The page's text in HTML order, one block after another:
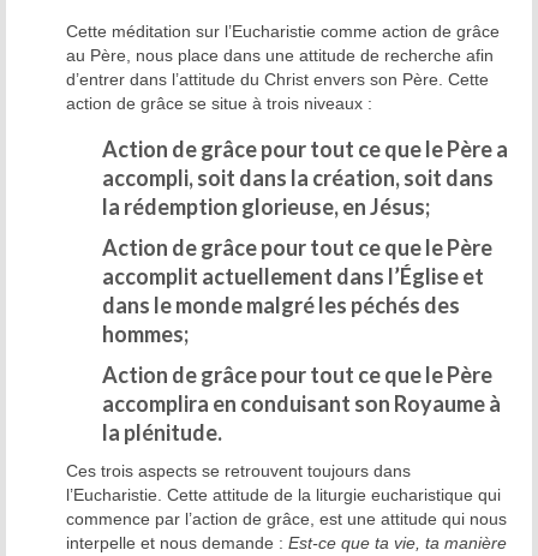
Dix fêtes liturgiques
Contempler le Visage du Christ
Chemin de Croix Iconographique
Cette méditation sur l’Eucharistie comme action de grâce
au Père, nous place dans une attitude de recherche afin
d’entrer dans l’attitude du Christ envers son Père. Cette
action de grâce se situe à trois niveaux :
Action de grâce pour tout ce que le Père a
accompli, soit dans la création, soit dans
la rédemption glorieuse, en Jésus;
Action de grâce pour tout ce que le Père
accomplit actuellement dans l’Église et
dans le monde malgré les péchés des
hommes;
Action de grâce pour tout ce que le Père
accomplira en conduisant son Royaume à
la plénitude.
Ces trois aspects se retrouvent toujours dans
l’Eucharistie. Cette attitude de la liturgie eucharistique qui
commence par l’action de grâce, est une attitude qui nous
interpelle et nous demande : Est-ce que ta vie, ta manière